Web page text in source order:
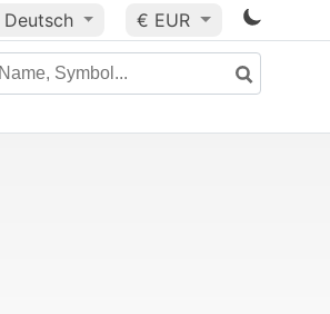
Deutsch € EUR